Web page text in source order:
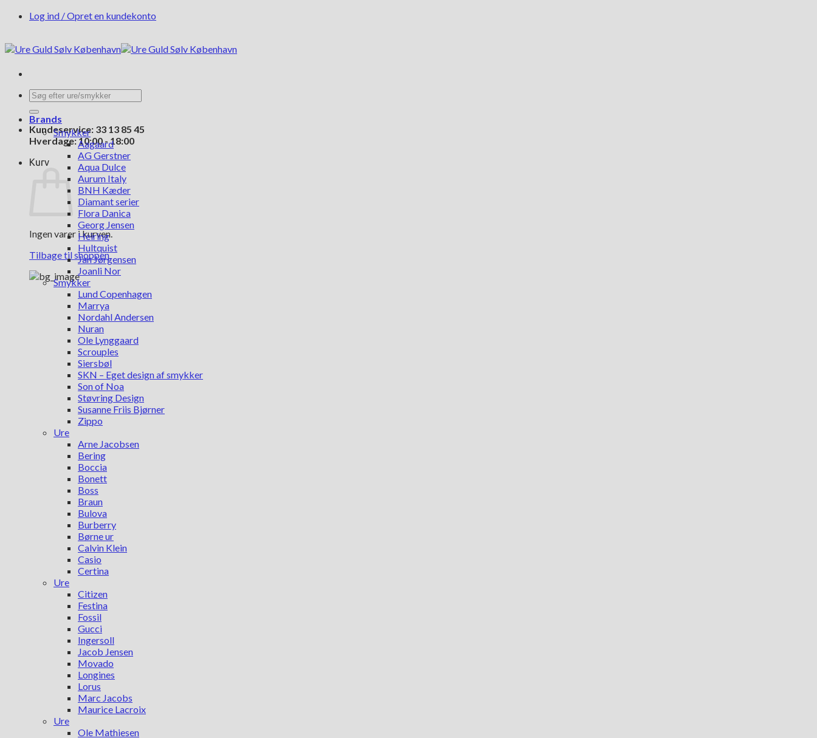
FortsætLog ind / Opret en kundekonto
Søg
efter:
Kundeservice: 33 13 85 45
Hverdage: 10:00 - 18:00
Kurv
Ingen varer i kurven.
Tilbage til shoppen
Brands
Smykker
Aagaard
AG Gerstner
Aqua Dulce
Aurum Italy
BNH Kæder
Diamant serier
Flora Danica
Georg Jensen
Heiring
Hultquist
Jan Jørgensen
Joanli Nor
Smykker
Lund Copenhagen
Marrya
Nordahl Andersen
Nuran
Ole Lynggaard
Scrouples
Siersbøl
SKN – Eget design af smykker
Son of Noa
Støvring Design
Susanne Friis Bjørner
Zippo
Ure
Arne Jacobsen
Bering
Boccia
Bonett
Boss
Braun
Bulova
Burberry
Børne ur
Calvin Klein
Casio
Certina
Ure
Citizen
Festina
Fossil
Gucci
Ingersoll
Jacob Jensen
Movado
Longines
Lorus
Marc Jacobs
Maurice Lacroix
Ure
Ole Mathiesen